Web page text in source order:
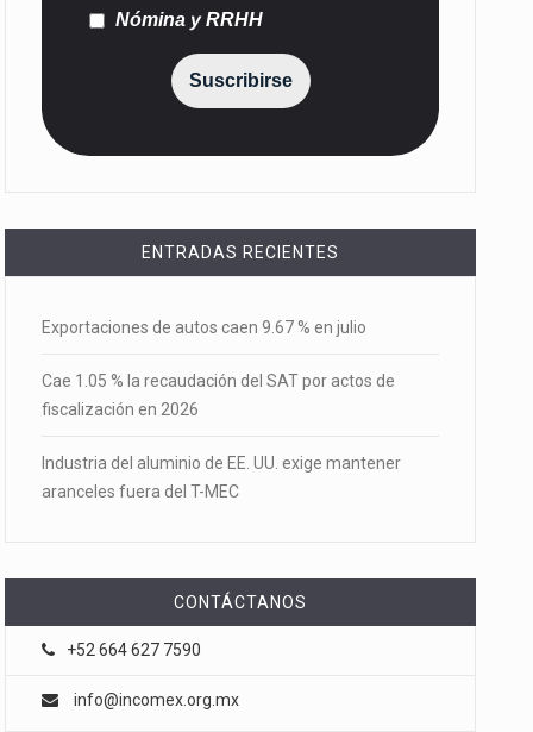
Nómina y RRHH
Suscribirse
ENTRADAS RECIENTES
Exportaciones de autos caen 9.67 % en julio
Cae 1.05 % la recaudación del SAT por actos de
fiscalización en 2026
Industria del aluminio de EE. UU. exige mantener
aranceles fuera del T-MEC
CONTÁCTANOS
+52 664 627 7590
info@incomex.org.mx